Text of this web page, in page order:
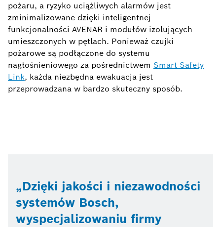
pożaru, a ryzyko uciążliwych alarmów jest
zminimalizowane dzięki inteligentnej
funkcjonalności AVENAR i modułów izolujących
umieszczonych w pętlach. Ponieważ czujki
pożarowe są podłączone do systemu
nagłośnieniowego za pośrednictwem Smart Safety
Link, każda niezbędna ewakuacja jest
przeprowadzana w bardzo skuteczny sposób.
Dzięki jakości i niezawodności
systemów Bosch,
wyspecjalizowaniu firmy